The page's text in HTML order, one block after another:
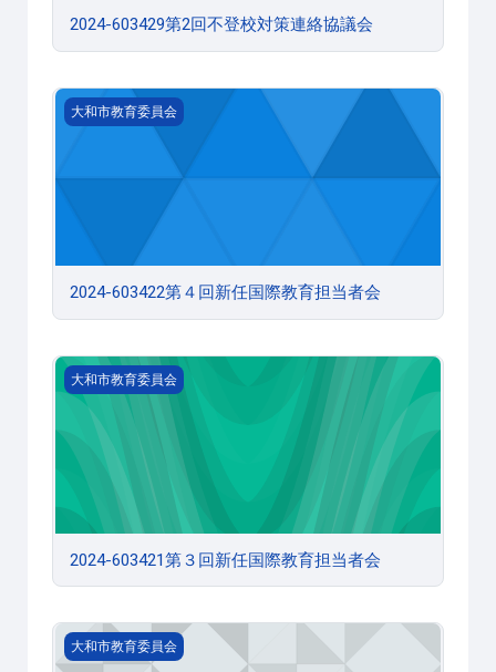
2024-603429第2回不登校対策連絡協議会
2024-603422第４回新任国際教育担当者会
大和市教育委員会
2024-603422第４回新任国際教育担当者会
2024-603421第３回新任国際教育担当者会
大和市教育委員会
2024-603421第３回新任国際教育担当者会
2024-603420第２回新任国際教育担当者会
大和市教育委員会